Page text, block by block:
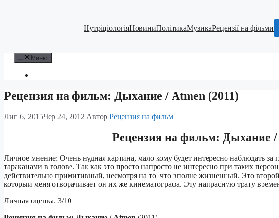
НутріціологіяНовиниПолітикаМузикаРецензії на фільми
Меню
Рецензия на фильм: Дыхание / Atmen (2011)
Лип 6, 2015Чер 24, 2012 Автор Рецензия на фильм
Рецензия на фильм: Дыхание /
Личное мнение: Очень нудная картина, мало кому будет интересно наблюдать за
тараканами в голове. Так как это просто напросто не интересно при таких
действительно примитивный, несмотря на то, что вполне жизненный. Это
который меня отворачивает он их же кинематографа. Эту напрасную трату
Личная оценка: 3/10